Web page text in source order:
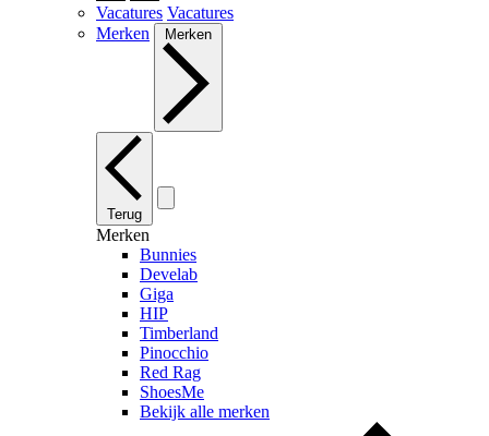
Vacatures Vacatures
Merken
Merken
Terug
Merken
Bunnies
Develab
Giga
HIP
Timberland
Pinocchio
Red Rag
ShoesMe
Bekijk alle merken